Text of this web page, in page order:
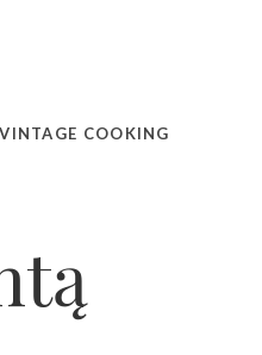
VINTAGE COOKING